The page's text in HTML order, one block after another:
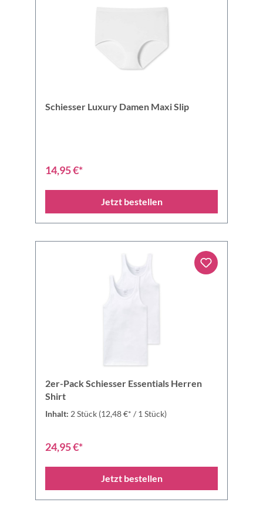
Schiesser Luxury Damen Maxi Slip
14,95 €*
Jetzt bestellen
2er-Pack Schiesser Essentials Herren
Shirt
Inhalt: 2 Stück (12,48 €* / 1 Stück)
24,95 €*
Jetzt bestellen